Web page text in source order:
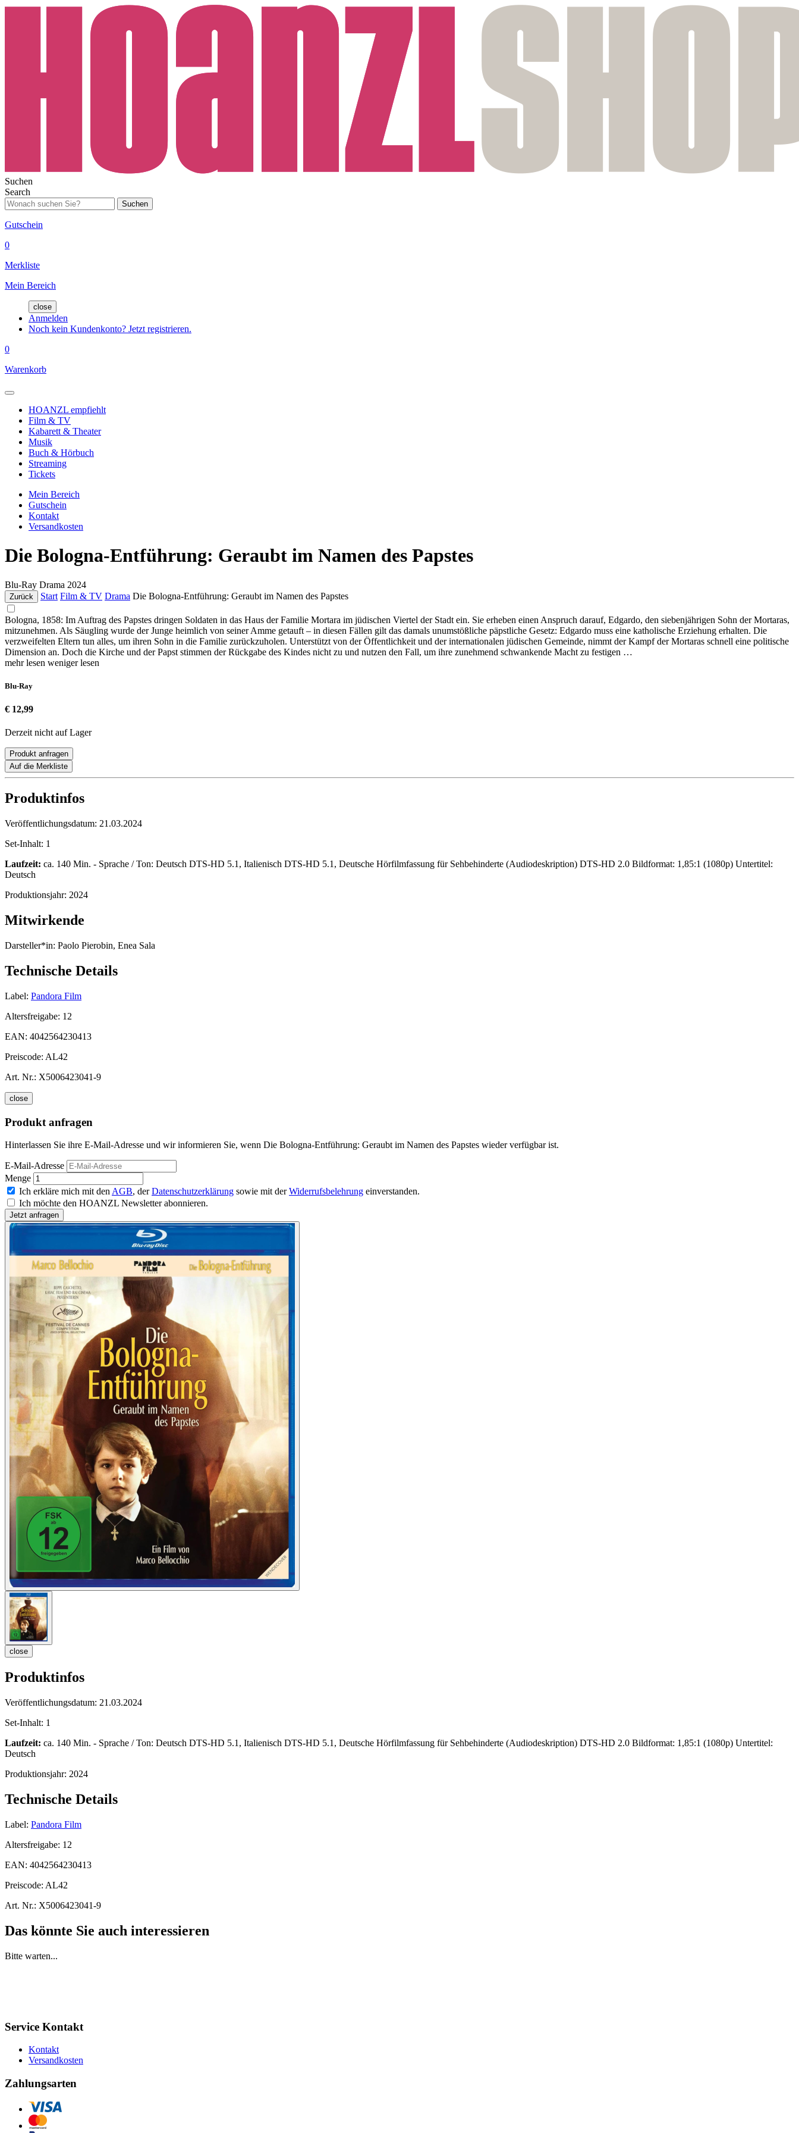
Suchen
Search
Suchen
Gutschein
0
Merkliste
Mein Bereich
close
Anmelden
Noch kein Kundenkonto? Jetzt registrieren.
0
Warenkorb
HOANZL empfiehlt
Film & TV
Kabarett & Theater
Musik
Buch & Hörbuch
Streaming
Tickets
Mein Bereich
Gutschein
Kontakt
Versandkosten
Die Bologna-Entführung: Geraubt im Namen des Papstes
Blu-Ray Drama 2024
Zurück Start Film & TV Drama Die Bologna-Entführung: Geraubt im Namen des Papstes
Bologna, 1858: Im Auftrag des Papstes dringen Soldaten in das Haus der Familie Mortara im jüdischen Viertel der Stadt ein. Sie erheben einen Anspruch darauf, Edgardo, den siebenjährigen Sohn der Mortaras,
mitzunehmen. Als Säugling wurde der Junge heimlich von seiner Amme getauft – in diesen Fällen gilt das damals unumstößliche päpstliche Gesetz: Edgardo muss eine katholische Erziehung erhalten. Die
verzweifelten Eltern tun alles, um ihren Sohn in die Familie zurückzuholen. Unterstützt von der Öffentlichkeit und der internationalen jüdischen Gemeinde, nimmt der Kampf der Mortaras schnell eine politische
Dimension an. Doch die Kirche und der Papst stimmen der Rückgabe des Kindes nicht zu und nutzen den Fall, um ihre zunehmend schwankende Macht zu festigen …
mehr lesen weniger lesen
Blu-Ray
€ 12,99
Derzeit nicht auf Lager
Produkt anfragen
Auf die Merkliste
Produktinfos
Veröffentlichungsdatum: 21.03.2024
Set-Inhalt: 1
Laufzeit: ca. 140 Min. - Sprache / Ton: Deutsch DTS-HD 5.1, Italienisch DTS-HD 5.1, Deutsche Hörfilmfassung für Sehbehinderte (Audiodeskription) DTS-HD 2.0 Bildformat: 1,85:1 (1080p) Untertitel:
Deutsch
Produktionsjahr: 2024
Mitwirkende
Darsteller*in: Paolo Pierobin, Enea Sala
Technische Details
Label: Pandora Film
Altersfreigabe: 12
EAN: 4042564230413
Preiscode: AL42
Art. Nr.: X5006423041-9
close
Produkt anfragen
Hinterlassen Sie ihre E-Mail-Adresse und wir informieren Sie, wenn Die Bologna-Entführung: Geraubt im Namen des Papstes wieder verfügbar ist.
E-Mail-Adresse
Menge
Ich erkläre mich mit den AGB, derDatenschutzerklärung sowie mit derWiderrufsbelehrung einverstanden.
Ich möchte den HOANZL Newsletter abonnieren.
close
Produktinfos
Veröffentlichungsdatum: 21.03.2024
Set-Inhalt: 1
Laufzeit: ca. 140 Min. - Sprache / Ton: Deutsch DTS-HD 5.1, Italienisch DTS-HD 5.1, Deutsche Hörfilmfassung für Sehbehinderte (Audiodeskription) DTS-HD 2.0 Bildformat: 1,85:1 (1080p) Untertitel:
Deutsch
Produktionsjahr: 2024
Technische Details
Label: Pandora Film
Altersfreigabe: 12
EAN: 4042564230413
Preiscode: AL42
Art. Nr.: X5006423041-9
Das könnte Sie auch interessieren
Bitte warten...
Service Kontakt
Kontakt
Versandkosten
Zahlungsarten